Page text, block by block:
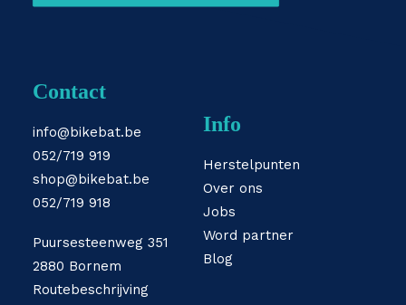
Contact
info@bikebat.be
052/719 919
shop@bikebat.be
052/719 918
Puursesteenweg 351
2880 Bornem
Routebeschrijving
Info
Herstelpunten
Over ons
Jobs
Word partner
Blog